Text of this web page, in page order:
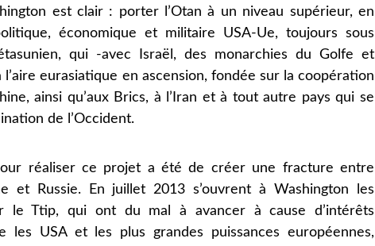
est clair : porter l’Otan à un niveau supérieur, en
économique et militaire USA-Ue, toujours sous
qui -avec Israël, des monarchies du Golfe et
l’aire eurasiatique en ascension, fondée sur la coopération
ainsi qu’aux Brics, à l’Iran et à tout autre pays qui se
de l’Occident.
réaliser ce projet a été de créer une fracture entre
et Russie. En juillet 2013 s’ouvrent à Washington les
le Ttip, qui ont du mal à avancer à cause d’intérêts
les USA et les plus grandes puissances européennes,